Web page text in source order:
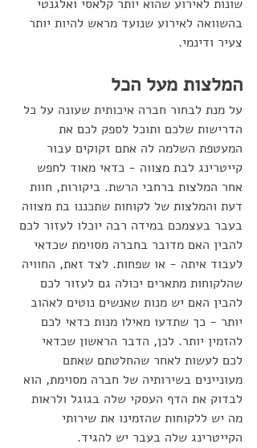
שונות לאירוע שהוא יותר קלאסי ואלגנטי
בהשוואה לאירוע שנועד מראש להיות יותר
צעיר ודינמי.
המלצות מעל הכל
על מנת לבחור חברה איכותית שעונה על כל
הדרישות שלכם ותוכל לספק לכם את
המעטפת השלמה לה אתם זקוקים עבור
קייטרינג לבת מצווה - כדאי מאוד לחפש
אחר המלצות ברחבי הרשת. ביקורות, חוות
דעת והמלצות של לקוחות שתכננו בת מצווה
בעבר בעצמכם במידה רבה יוכלו לעזור לכם
להבין האם מדובר בחברה מסוימת שכדאי
לעבוד איתה - או שפחות. לצד זאת, החוויה
שהלקוחות מתארים יכולה גם לעזור לכם
להבין האם יש מנות שאנשים נוטים לאהוב
יותר - כך שתדעו מאילו מנות כדאי לכם
להזמין יותר. לכן, הדבר הראשון שכדאי
לכם לעשות לאחר שהחלטתם שאתם
מעוניינים בשירותיה של חברה מסוימת, הוא
לבדוק את הדף העסקי שלה בגוגל ולראות
מה יש ללקוחות שהזמינו את שירותי
הקייטרינג שלה בעבר יש להגיד.